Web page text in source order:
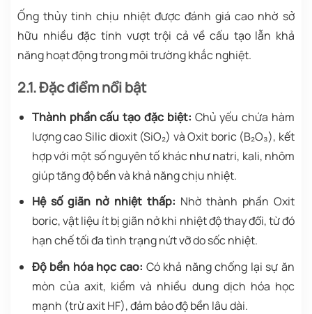
Ống thủy tinh chịu nhiệt được đánh giá cao nhờ sở
hữu nhiều đặc tính vượt trội cả về cấu tạo lẫn khả
năng hoạt động trong môi trường khắc nghiệt.
2.1. Đặc điểm nổi bật
Thành phần cấu tạo đặc biệt: Chủ yếu chứa hàm
lượng cao Silic dioxit (SiO₂) và Oxit boric (B₂O₃), kết
hợp với một số nguyên tố khác như natri, kali, nhôm
giúp tăng độ bền và khả năng chịu nhiệt.
Hệ số giãn nở nhiệt thấp: Nhờ thành phần Oxit
boric, vật liệu ít bị giãn nở khi nhiệt độ thay đổi, từ đó
hạn chế tối đa tình trạng nứt vỡ do sốc nhiệt.
Độ bền hóa học cao: Có khả năng chống lại sự ăn
mòn của axit, kiềm và nhiều dung dịch hóa học
mạnh (trừ axit HF), đảm bảo độ bền lâu dài.